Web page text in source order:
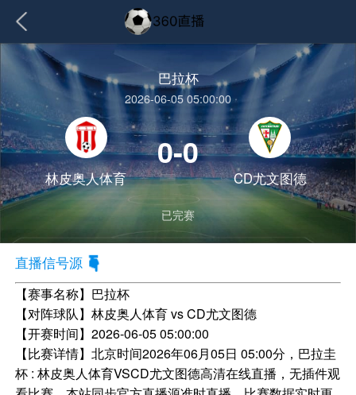
巴拉杯
2026-06-05 05:00:00
林皮奥人体育
0-0
CD尤文图德
已完赛
直播信号源
【赛事名称】 巴拉杯
【对阵球队】林皮奥人体育 vs CD尤文图德
【开赛时间】2026-06-05 05:00:00
【比赛详情】北京时间2026年06月05日 05:00分，巴拉圭
杯 : 林皮奥人体育VSCD尤文图德高清在线直播，无插件观